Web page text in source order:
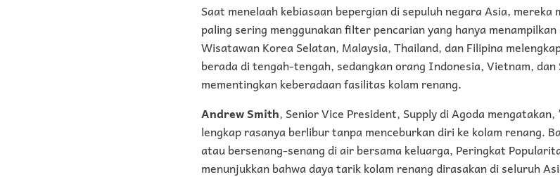
Saat menelaah kebiasaan bepergian di sepuluh negara Asia, mereka
paling sering menggunakan filter pencarian yang hanya
Wisatawan Korea Selatan, Malaysia, Thailand, dan Filipina
berada di tengah-tengah, sedangkan orang Indonesia, Vietnam,
mementingkan keberadaan fasilitas kolam renang.
Andrew Smith, Senior Vice President, Supply di Agoda
lengkap rasanya berlibur tanpa menceburkan diri ke kolam renang.
atau bersenang-senang di air bersama keluarga, Peringkat
menunjukkan bahwa daya tarik kolam renang dirasakan di seluruh